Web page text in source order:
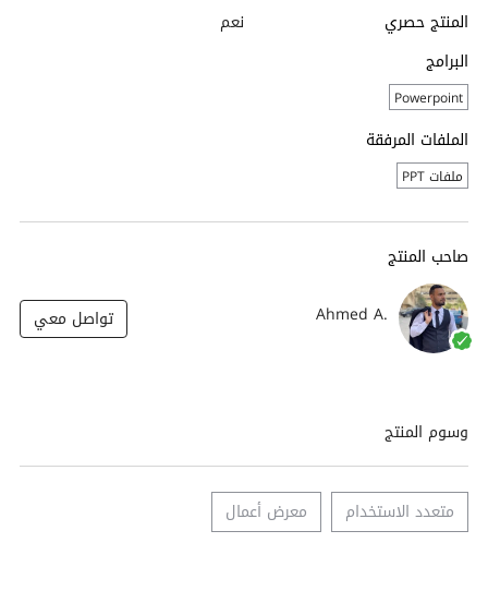
المنتج حصري
نعم
البرامج
Powerpoint
الملفات المرفقة
ملفات PPT
صاحب المنتج
Ahmed A.
تواصل معي
وسوم المنتج
متعدد الاستخدام معرض أعمال